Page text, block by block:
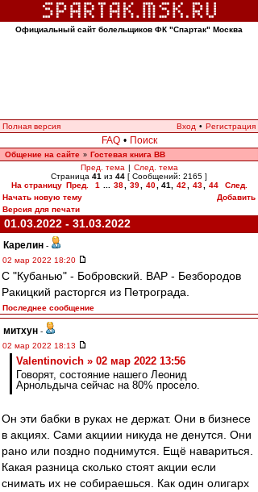
Официальный сайт болельщиков ФК "Спартак" Москва
Полная версия Вход • Регистрация
FAQ • Поиск
Общение на сайте » Гостевая книга ВВ
Пред. тема | След. тема
Страница 41 из 44 [ Сообщений: 2165 ]
На страницу Пред. 1 38 39 40 41 42 43 44
След.
Начать новую тему
Добавить
Версия для печати
01.03.2022 - 31.03.2022
Карелин -
02 мар 2022 18:20
С "Кубанью" - Бобровский. ВАР - Безбородов
Ракицкий расторгся из Петрограда.
Последнее сообщение
митхун -
02 мар 2022 18:13
Valentinovich » 02 мар 2022 13:56
Говорят, состояние нашего Леонид
Арнольдыча сейчас на 80% просело.
Он эти бабки в руках не держат. Они в бизнесе
в акциях. Сами акциии никуда не денутся. Они
рано или поздно поднимутся. Ещё навариться.
Какая разница сколько стоят акции если
снимать их не собираешься. Как один олигарх